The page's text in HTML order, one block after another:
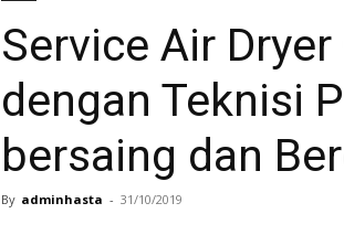
Dryer
Service Air
dengan Teknisi
bersaing dan
By adminhasta - 31/10/2019